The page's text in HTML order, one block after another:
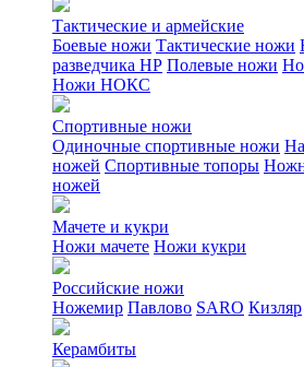
Тактические и армейские
Боевые ножи Тактические ножи
разведчика НР Полевые ножи
Ножи НОКС
Спортивные ножи
Одиночные спортивные ножи
ножей Спортивные топоры
ножей
Мачете и кукри
Ножи мачете Ножи кукри
Российские ножи
Ножемир Павлово SARO Кизляр
Керамбиты